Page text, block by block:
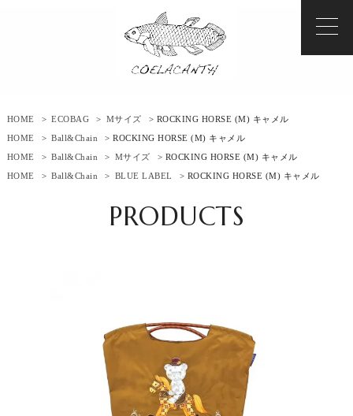
HOME > ECOBAG > Mサイズ
> ROCKING HORSE (M) キャメル
HOME
> Ball&Chain
> ROCKING HORSE (M) キャメル
HOME
> Ball&Chain > Mサイズ
> ROCKING HORSE (M) キャメル
HOME
> Ball&Chain > BLUE LABEL > ROCKING HORSE (M) キャメル
PRODUCTS